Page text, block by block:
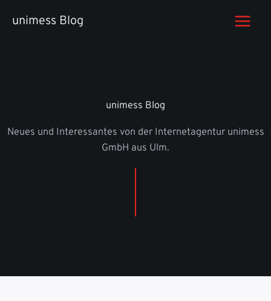
Inhaltunimess Blog
unimess Blog
Neues und Interessantes von der Internetagentur unimess
GmbH aus Ulm.